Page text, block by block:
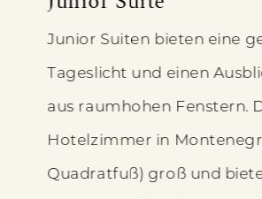
Junior Suiten bieten eine
Tageslicht und einen
aus raumhohen Fenstern.
Hotelzimmer in
Quadratfuß) groß und